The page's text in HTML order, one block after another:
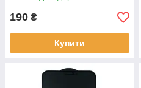
190 ₴
Купити